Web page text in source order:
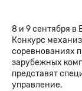
8 и 9 сентября в
Конкурс
соревнованиях
зарубежных
представят
управление.